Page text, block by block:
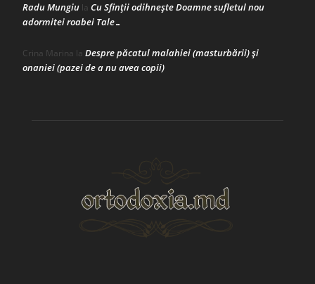
Radu Mungiu la Cu Sfinții odihnește Doamne sufletul nou
adormitei roabei Tale…
Crina Marina la Despre păcatul malahiei (masturbării) şi
onaniei (pazei de a nu avea copii)